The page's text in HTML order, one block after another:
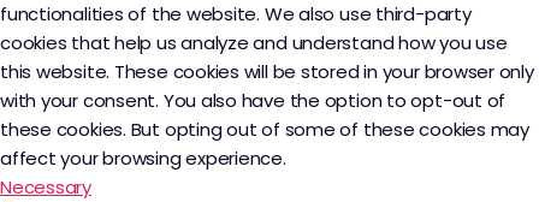
functionalities of the website. We also use third-party
cookies that help us analyze and understand how you use
this website. These cookies will be stored in your browser only
with your consent. You also have the option to opt-out of
these cookies. But opting out of some of these cookies may
affect your browsing experience.
Necessary